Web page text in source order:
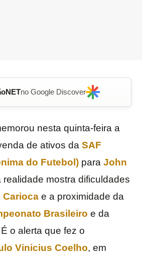
no Google Discover
nesta quinta-feira a
de ativos da SAF
do Futebol) para John
realidade mostra dificuldades
Carioca e a proximidade da
Brasileiro e da
É o alerta que fez o
Vinicius Coelho, em